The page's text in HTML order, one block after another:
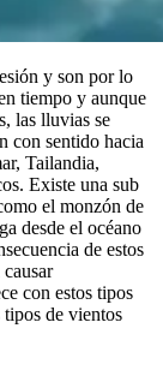
y son por lo
tiempo y aunque
las lluvias se
con sentido hacia
Tailandia,
Existe una sub
el monzón de
desde el océano
de estos
con estos tipos
de vientos